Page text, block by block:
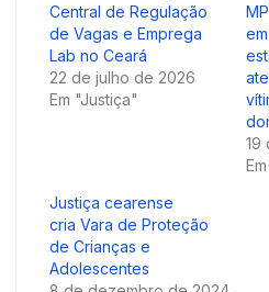
Central de Regulação
de Vagas e Emprega
Lab no Ceará
22 de julho de 2026
Em "Justiça"
19
Justiça cearense
cria Vara de Proteção
de Crianças e
Adolescentes